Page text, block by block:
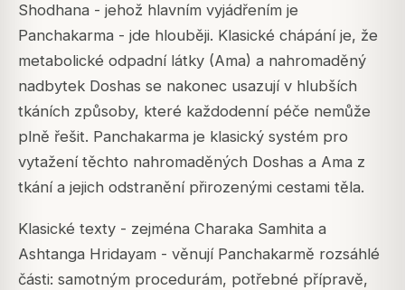
Shodhana - jehož hlavním vyjádřením je
Panchakarma - jde hlouběji. Klasické chápání je, že
metabolické odpadní látky (Ama) a nahromaděný
nadbytek Doshas se nakonec usazují v hlubších
tkáních způsoby, které každodenní péče nemůže
plně řešit. Panchakarma je klasický systém pro
vytažení těchto nahromaděných Doshas a Ama z
tkání a jejich odstranění přirozenými cestami těla.
Klasické texty - zejména Charaka Samhita a
Ashtanga Hridayam - věnují Panchakarmě rozsáhlé
části: samotným procedurám, potřebné přípravě,